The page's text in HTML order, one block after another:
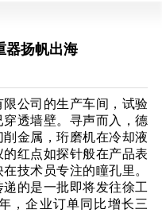
器扬帆出海
公司的生产车间，试验
透墙壁。寻声而入，德
金属，珩磨机在冷却液
红点如探针般在产品表
技术员专注的瞳孔里。
的是一批即将发往徐工
，企业订单同比增长三